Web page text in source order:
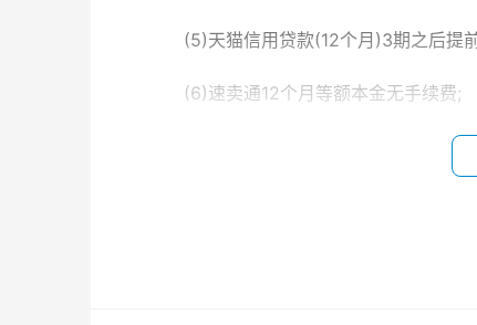
(5)天猫信用贷款(12个月)3期之后提
(6)速卖通12个月等额本金无手续费;
(7)速卖通(组合贷)1-3期收取提前还款
一般来说，提前还款属于一种违约行为